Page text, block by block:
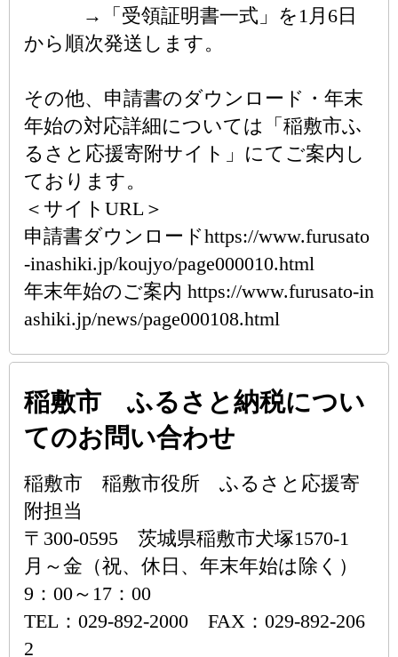
→「受領証明書一式」を1月6日
から順次発送します。
その他、申請書のダウンロード・年末
年始の対応詳細については「稲敷市ふ
るさと応援寄附サイト」にてご案内し
ております。
＜サイトURL＞
申請書ダウンロードhttps://www.furusato
-inashiki.jp/koujyo/page000010.html
年末年始のご案内 https://www.furusato-in
ashiki.jp/news/page000108.html
稲敷市 ふるさと納税につい
てのお問い合わせ
稲敷市 稲敷市役所 ふるさと応援寄
附担当
〒300-0595 茨城県稲敷市犬塚1570-1
月～金（祝、休日、年末年始は除く）
9：00～17：00
TEL：029-892-2000 FAX：029-892-206
2